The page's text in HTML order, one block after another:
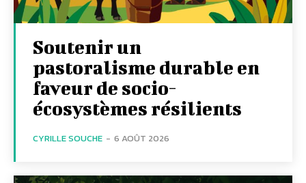
Soutenir un
pastoralisme durable en
faveur de socio-
écosystèmes résilients
CYRILLE SOUCHE - 6 AOÛT 2026